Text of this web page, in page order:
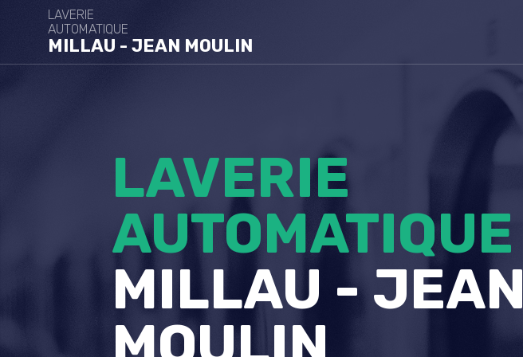
LAVERIE
AUTOMATIQUE
MILLAU - JEAN MOULIN
LAVERIE
AUTOMATIQUE
MILLAU - JEAN